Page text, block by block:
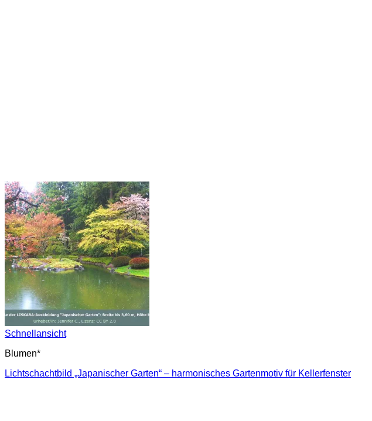
Schnellansicht
Blumen*
Lichtschachtbild „Japanischer Garten“ – harmonisches Gartenmotiv für Kellerfenster